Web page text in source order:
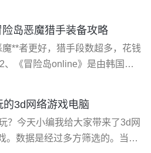
噪音为你提供。软件内容丰富多
验。如果你想了解更多的内容，
简介
岛恶魔猎手装备攻略
**者更好，猎手段数超多，花钱
、《冒险岛online》是由韩国
线，由盛趣游戏负责运营。 3、
因而进入了“浑沌期”的世界为背
与“黑暗力量”展开激斗。该游戏
戏阵营。 4
3d网络游戏电脑
？今天小编我给大家带来了3d网
。数据是经过多方筛选的。当然